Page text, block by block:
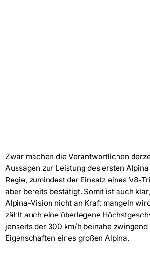
Zwar machen die Verantwortlichen
Aussagen zur Leistung des ersten
Regie, zumindest der Einsatz eines V8-
aber bereits bestätigt. Somit ist auch
Alpina-Vision nicht an Kraft mangeln
zählt auch eine überlegene
jenseits der 300 km/h beinahe zwingend
Eigenschaften eines großen Alpina.